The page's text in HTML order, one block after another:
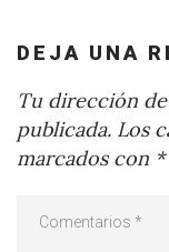
DEJA UNA
Tu dirección
publicada. Los
marcados con *